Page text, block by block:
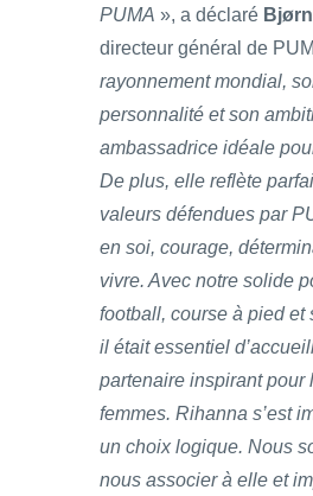
PUMA », a déclaré
directeur général de
rayonnement mondial,
personnalité et son
ambassadrice idéale
De plus, elle reflète
valeurs défendues par
en soi, courage,
vivre. Avec notre solide
football, course à pied et
il était essentiel
partenaire inspirant pour
femmes. Rihanna s’est
un choix logique. Nous
nous associer à elle et